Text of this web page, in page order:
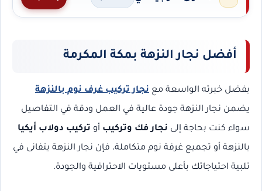
أفضل نجار النزهة بمكة المكرمة
بفضل خبرته الواسعة مع نجار تركيب غرف نوم بالنزهة
يضمن نجار النزهة جودة عالية في العمل ودقة في التفاصيل
سواء كنت بحاجة إلى نجار فك وتركيب أو تركيب دولاب أيكيا
بالنزهة أو تجميع غرفة نوم متكاملة، فإن نجار النزهة يتفانى في
تلبية احتياجاتك بأعلى مستويات الاحترافية والجودة.